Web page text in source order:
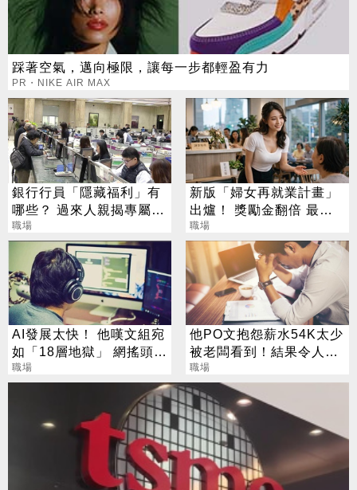
踩著空氣，邁向極限，讓每一步都輕盈有力
PR・NIKE AIR MAX
銀行行員「隱藏福利」有
哪些？ 過來人親揭專屬好
處
職場
新版「婦女再就業計畫」
出爐！ 獎勵金翻倍 最高
可領6萬元
職場
AI發展太快！ 他嘆文組宛
如「18層地獄」 網搖頭：
工程師也在大逃殺
職場
他PO文抱怨薪水54K太少
被老闆看到！結果令人超
意外
職場